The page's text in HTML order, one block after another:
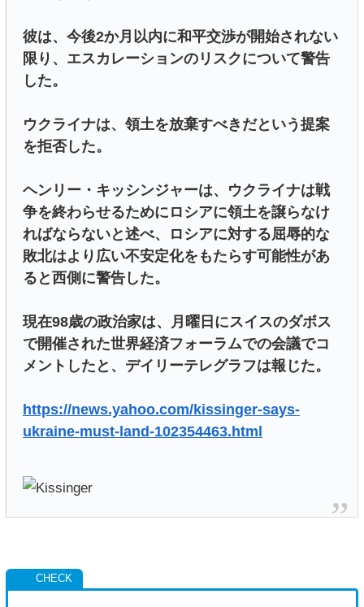
彼は、今後2か月以内に和平交渉が開始されない
限り、エスカレーションのリスクについて警告
した。
ウクライナは、領土を放棄すべきだという提案
を拒否した。
ヘンリー・キッシンジャーは、ウクライナは戦
争を終わらせるためにロシアに領土を譲らなけ
ればならないと述べ、ロシアに対する屈辱的な
敗北はより広い不安定化をもたらす可能性があ
ると西側に警告した。
現在98歳の政治家は、月曜日にスイスのダボス
で開催された世界経済フォーラムでの会議でコ
メントしたと、デイリーテレグラフは報じた。
https://news.yahoo.com/kissinger-says-
ukraine-must-land-102354463.html